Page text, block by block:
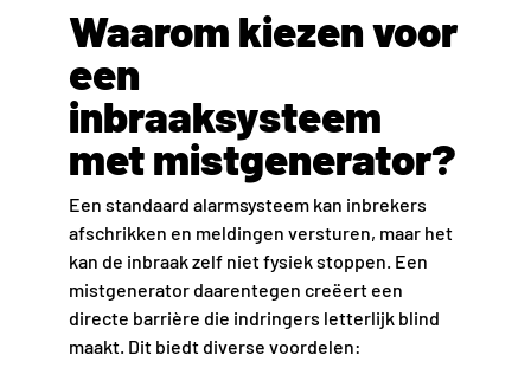
Waarom kiezen voor
een
inbraaksysteem
met mistgenerator?
Een standaard alarmsysteem kan inbrekers
afschrikken en meldingen versturen, maar het
kan de inbraak zelf niet fysiek stoppen. Een
mistgenerator daarentegen creëert een
directe barrière die indringers letterlijk blind
maakt. Dit biedt diverse voordelen: